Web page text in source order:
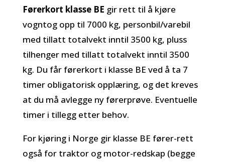
Førerkort klasse BE gir rett til å kjøre
vogntog opp til 7000 kg, personbil/varebil
med tillatt totalvekt inntil 3500 kg, pluss
tilhenger med tillatt totalvekt inntil 3500
kg. Du får førerkort i klasse BE ved å ta 7
timer obligatorisk opplæring, og det kreves
at du må avlegge ny førerprøve. Eventuelle
timer i tillegg etter behov.
For kjøring i Norge gir klasse BE fører-rett
også for traktor og motor-redskap (begge